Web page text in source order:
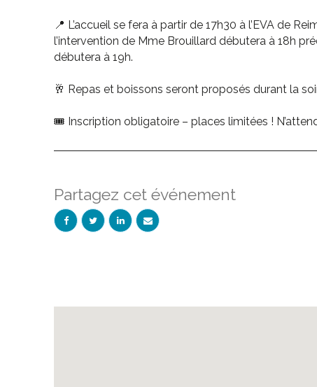
📍 L’accueil se fera à partir de 17h30 à l’EVA de
l’intervention de Mme Brouillard débutera à 18h
débutera à 19h.
🥂 Repas et boissons seront proposés durant la
🎟️ Inscription obligatoire – places limitées !
Partagez cet événement